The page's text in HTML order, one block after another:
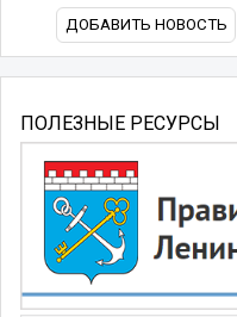
ДОБАВИТЬ НОВОСТЬ
ПОЛЕЗНЫЕ РЕСУРСЫ